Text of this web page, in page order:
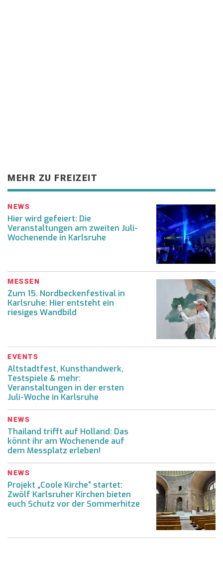
MEHR ZU FREIZEIT
NEWS
Hier wird gefeiert: Die
Veranstaltungen am zweiten Juli-
Wochenende in Karlsruhe
MESSEN
Zum 15. Nordbeckenfestival in
Karlsruhe: Hier entsteht ein
riesiges Wandbild
EVENTS
Altstadtfest, Kunsthandwerk,
Testspiele & mehr:
Veranstaltungen in der ersten
Juli-Woche in Karlsruhe
NEWS
Thailand trifft auf Holland: Das
könnt ihr am Wochenende auf
dem Messplatz erleben!
NEWS
Projekt „Coole Kirche“ startet:
Zwölf Karlsruher Kirchen bieten
euch Schutz vor der Sommerhitze